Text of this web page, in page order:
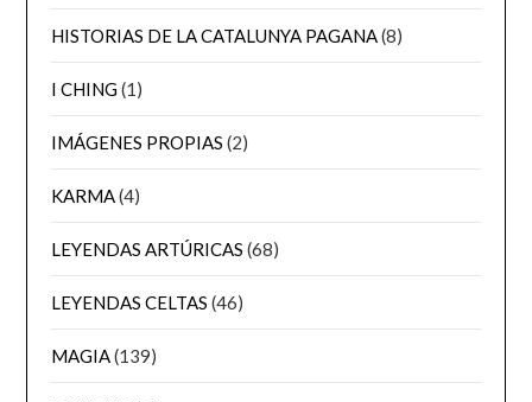
HISTORIAS DE LA CATALUNYA PAGANA(8)
I CHING(1)
IMÁGENES PROPIAS (2)
KARMA(4)
LEYENDAS ARTÚRICAS (68)
LEYENDAS CELTAS (46)
MAGIA(139)